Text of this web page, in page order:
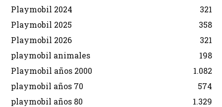
Playmobil 2024
321
Playmobil 2025
358
Playmobil 2026
321
playmobil animales
198
Playmobil años 2000
1.082
playmobil años 70
574
playmobil años 80
1.329